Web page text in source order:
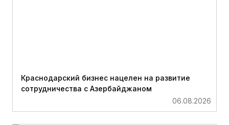
Краснодарский бизнес нацелен на развитие
сотрудничества с Азербайджаном
06.08.2026